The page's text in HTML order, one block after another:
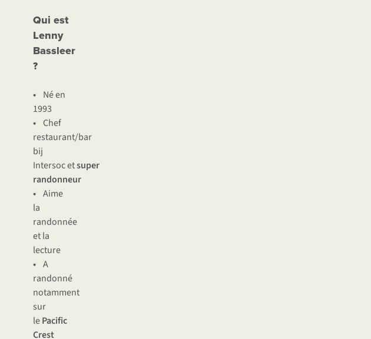
Qui est
Lenny
Bassleer
?
• Né en
1993
• Chef
restaurant/bar
bij
Intersoc etsuper
randonneur
• Aime
la
randonnée
et la
lecture
• A
randonné
notamment
sur
lePacific
Crest